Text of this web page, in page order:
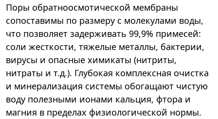
Поры обратноосмотической мембраны
сопоставимы по размеру с молекулами воды,
что позволяет задерживать 99,9% примесей:
соли жесткости, тяжелые металлы, бактерии,
вирусы и опасные химикаты (нитриты,
нитраты и т.д.). Глубокая комплексная очистка
и минерализация системы обогащают чистую
воду полезными ионами кальция, фтора и
магния в пределах физиологической нормы.